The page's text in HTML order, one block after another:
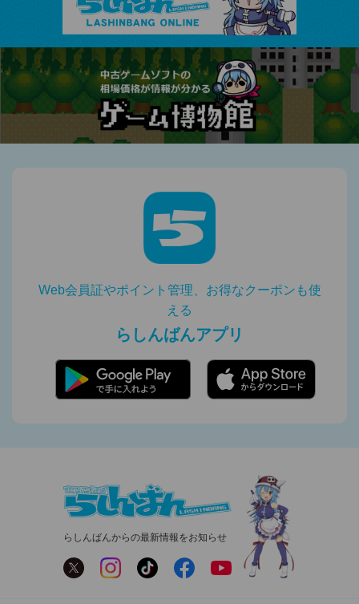
Web会員証やポイント管理、お得なクーポンも使
える
らしんばんアプリ
らしんばんからの最新情報をお知らせ